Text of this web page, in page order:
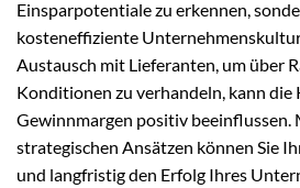
Einsparpotentiale zu erkennen,
kosteneffiziente
Austausch mit Lieferanten, um über
Konditionen zu verhandeln, kann die
Gewinnmargen positiv beeinflussen.
strategischen Ansätzen können Sie
und langfristig den Erfolg Ihres